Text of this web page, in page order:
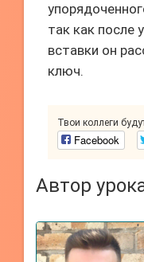
так как после
вставки он
ключ.
Твои коллеги
Facebook
Автор